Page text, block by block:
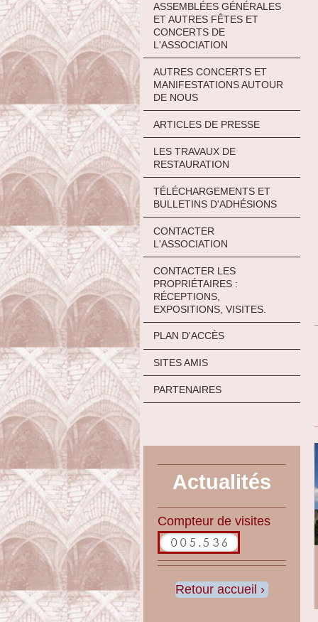
ASSEMBLÉES GÉNÉRALES
ET AUTRES FÊTES ET
CONCERTS DE
L'ASSOCIATION
AUTRES CONCERTS ET
MANIFESTATIONS AUTOUR
DE NOUS
ARTICLES DE PRESSE
LES TRAVAUX DE
RESTAURATION
TÉLÉCHARGEMENTS ET
BULLETINS D'ADHÉSIONS
CONTACTER
L'ASSOCIATION
CONTACTER LES
PROPRIÉTAIRES :
RÉCEPTIONS,
EXPOSITIONS, VISITES.
PLAN D'ACCÈS
SITES AMIS
PARTENAIRES
Actualités
Compteur de visites
Retour accueil